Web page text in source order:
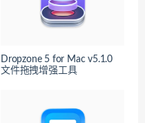
Dropzone 5 for Mac v5.1.0
文件拖拽增强工具